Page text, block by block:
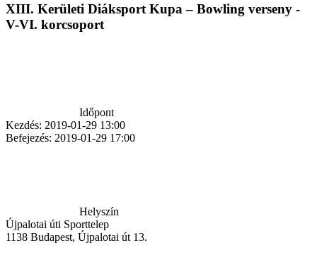
XIII. Kerületi Diáksport Kupa – Bowling verseny -
V-VI. korcsoport
Időpont
Kezdés: 2019-01-29 13:00
Befejezés: 2019-01-29 17:00
Helyszín
Újpalotai úti Sporttelep
1138 Budapest, Újpalotai út 13.